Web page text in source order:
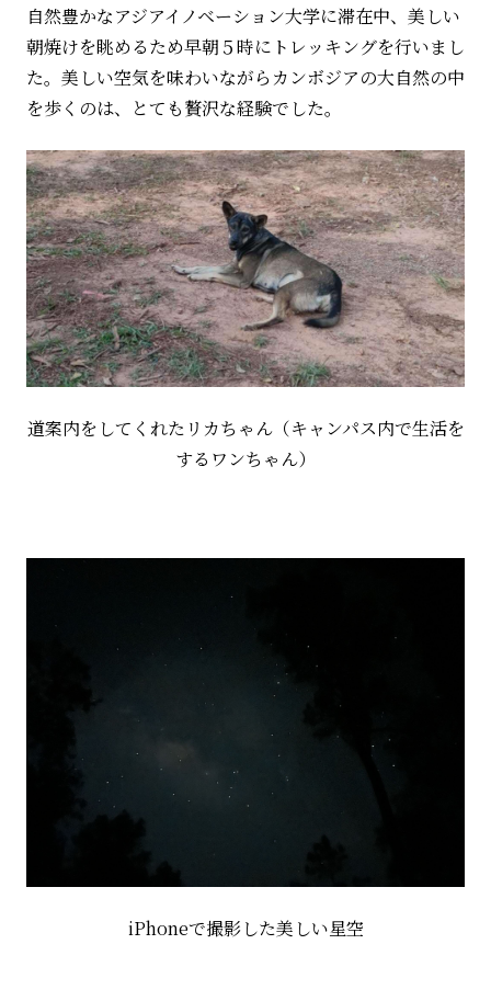
自然豊かなアジアイノベーション大学に滞在中、美しい
朝焼けを眺めるため早朝５時にトレッキングを行いまし
た。美しい空気を味わいながらカンボジアの大自然の中
を歩くのは、とても贅沢な経験でした。
道案内をしてくれたリカちゃん（キャンパス内で生活を
するワンちゃん）
iPhoneで撮影した美しい星空